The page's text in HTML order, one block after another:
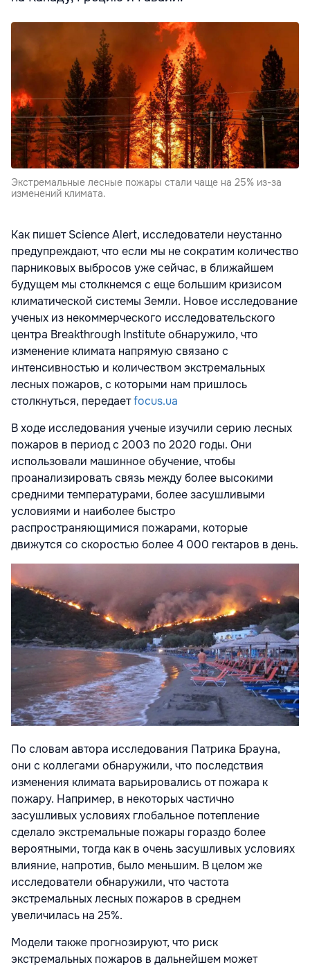
Экстремальные лесные пожары стали чаще на 25% из-за
изменений климата.
Как пишет Science Alert, исследователи неустанно
предупреждают, что если мы не сократим количество
парниковых выбросов уже сейчас, в ближайшем
будущем мы столкнемся с еще большим кризисом
климатической системы Земли. Новое исследование
ученых из некоммерческого исследовательского
центра Breakthrough Institute обнаружило, что
изменение климата напрямую связано с
интенсивностью и количеством экстремальных
лесных пожаров, с которыми нам пришлось
столкнуться, передаетfocus.ua
В ходе исследования ученые изучили серию лесных
пожаров в период с 2003 по 2020 годы. Они
использовали машинное обучение, чтобы
проанализировать связь между более высокими
средними температурами, более засушливыми
условиями и наиболее быстро
распространяющимися пожарами, которые
движутся со скоростью более 4 000 гектаров в день.
По словам автора исследования Патрика Брауна,
они с коллегами обнаружили, что последствия
изменения климата варьировались от пожара к
пожару. Например, в некоторых частично
засушливых условиях глобальное потепление
сделало экстремальные пожары гораздо более
вероятными, тогда как в очень засушливых условиях
влияние, напротив, было меньшим. В целом же
исследователи обнаружили, что частота
экстремальных лесных пожаров в среднем
увеличилась на 25%.
Модели также прогнозируют, что риск
экстремальных пожаров в дальнейшем может